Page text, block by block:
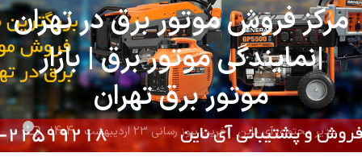
مرکز فروش موتور برق در تهران
|نمایندگی موتور برق | بازار
موتور برق تهران
مدیر محتوای آی ناین آخرین بروز رسانی 23 اردیبهشت - 1404 0